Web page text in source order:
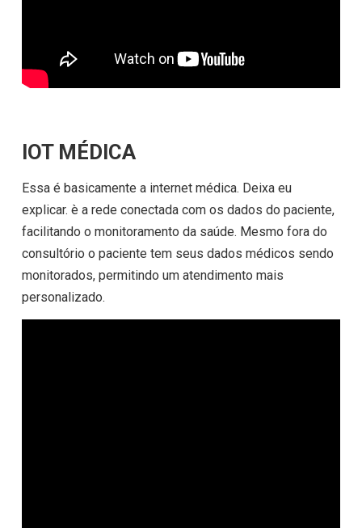
IOT MÉDICA
Essa é basicamente a internet médica. Deixa eu
explicar. è a rede conectada com os dados do paciente,
facilitando o monitoramento da saúde. Mesmo fora do
consultório o paciente tem seus dados médicos sendo
monitorados, permitindo um atendimento mais
personalizado.